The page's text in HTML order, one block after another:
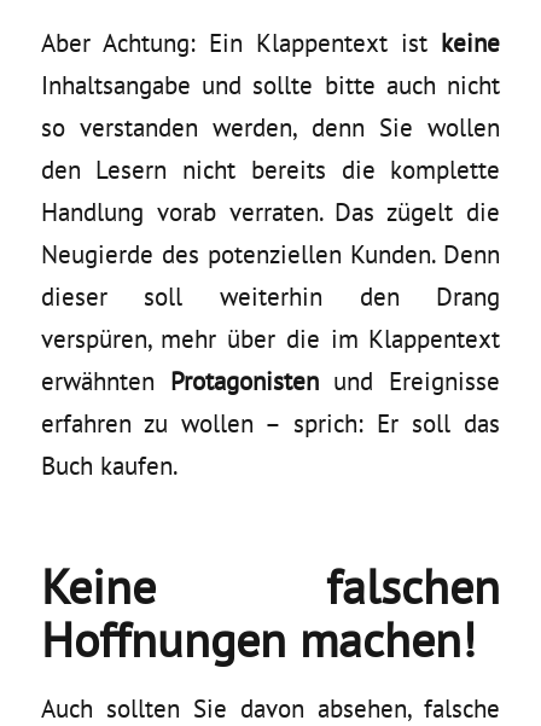
Aber Achtung: Ein Klappentext ist keine
Inhaltsangabe und sollte bitte auch nicht
so verstanden werden, denn Sie wollen
den Lesern nicht bereits die komplette
Handlung vorab verraten. Das zügelt die
Neugierde des potenziellen Kunden. Denn
dieser soll weiterhin den Drang
verspüren, mehr über die im Klappentext
erwähnten Protagonistenund Ereignisse
erfahren zu wollen – sprich: Er soll das
Buch kaufen.
Keine falschen
Hoffnungen machen!
Auch sollten Sie davon absehen, falsche